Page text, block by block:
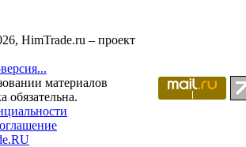
HimTrade.ru – проект
материалов
обязательна.